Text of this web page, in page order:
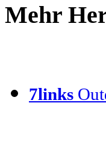
Mehr
7links